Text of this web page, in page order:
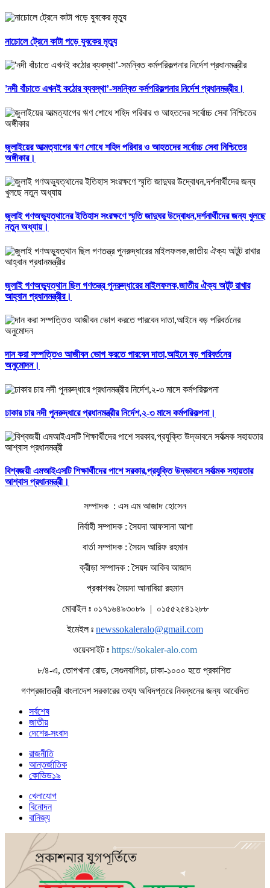
নাচোলে ট্রেনে কাটা পড়ে যুবকের মৃত্যু
'নদী বাঁচাতে এখনই কঠোর ব্যবস্থা’-সমন্বিত কর্মপরিকল্পনার নির্দেশ প্রধানমন্ত্রীর।
জুলাইয়ের আত্মত্যাগের ঋণ শোধে শহিদ পরিবার ও আহতদের সর্বোচ্চ সেবা নিশ্চিতের
অঙ্গীকার।
জুলাই গণঅভ্যুত্থানের ইতিহাস সংরক্ষণে স্মৃতি জাদুঘর উদ্বোধন,দর্শনার্থীদের জন্য খুলছে
নতুন অধ্যায়।
জুলাই গণঅভ্যুত্থান ছিল গণতন্ত্র পুনরুদ্ধারের মাইলফলক,জাতীয় ঐক্য অটুট রাখার
আহ্বান প্রধানমন্ত্রীর।
দান করা সম্পত্তিও আজীবন ভোগ করতে পারবেন দাতা,আইনে বড় পরিবর্তনের
অনুমোদন।
ঢাকার চার নদী পুনরুদ্ধারে প্রধানমন্ত্রীর নির্দেশ,২-৩ মাসে কর্মপরিকল্পনা।
বিশ্বজয়ী এমআইএসটি শিক্ষার্থীদের পাশে সরকার,প্রযুক্তি উদ্ভাবনে সর্বাত্মক সহায়তার
আশ্বাস প্রধানমন্ত্রী।
সম্পাদক : এস এম আজাদ হোসেন
নির্বাহী সম্পাদক : সৈয়দা আফসানা আশা
বার্তা সম্পাদক : সৈয়দ আরিফ রহমান
ক্রীড়া সম্পাদক : সৈয়দ আকিব আজাদ
প্রকাশকঃ সৈয়দা আনাবিয়া রহমান
মোবাইল ঃ ০১৭১৬৪৯৩০৮৯ | ০১৫৫২৫৪১২৮৮
ইমেইল ঃ newssokaleralo@gmail.com
ওয়েবসাইট ঃ https://sokaler-alo.com
৮/৪-এ, তোপখানা রোড, সেগুনবাগিচা, ঢাকা-১০০০ হতে প্রকাশিত
গণপ্রজাতন্ত্রী বাংলাদেশ সরকারের তথ্য অধিদপ্তরে নিবন্ধনের জন্য আবেদিত
সর্বশেষ
জাতীয়
দেশের-সংবাদ
রাজনীতি
আন্তর্জাতিক
কোভিড১৯
খেলাযোগ
বিনোদন
বানিজ্য